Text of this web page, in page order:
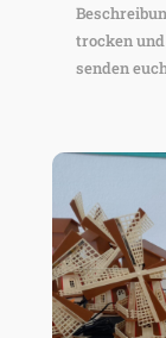
trocken
senden